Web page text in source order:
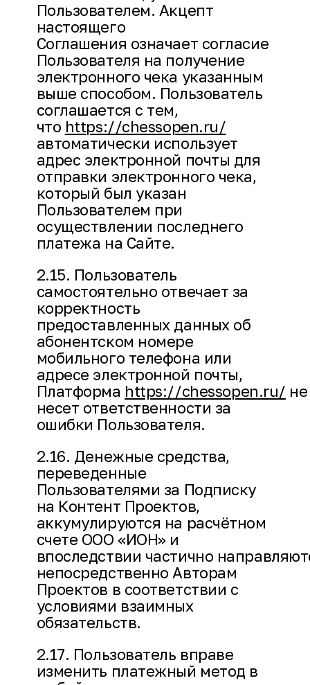
Пользователем. Акцепт
настоящего
Соглашения означает согласие
Пользователя на получение
электронного чека указанным
выше способом. Пользователь
соглашается с тем,
что https://chessopen.ru/
автоматически использует
адрес электронной почты для
отправки электронного чека,
который был указан
Пользователем при
осуществлении последнего
платежа на Сайте.
2.15. Пользователь
самостоятельно отвечает за
корректность
предоставленных данных об
абонентском номере
мобильного телефона или
адресе электронной почты,
Платформа https://chessopen.ru/ не
несет ответственности за
ошибки Пользователя.
2.16. Денежные средства,
переведенные
Пользователями за Подписку
на Контент Проектов,
аккумулируются на расчётном
счете ООО «ИОН» и
впоследствии частично
непосредственно Авторам
Проектов в соответствии с
условиями взаимных
обязательств.
2.17. Пользователь вправе
изменить платежный метод в